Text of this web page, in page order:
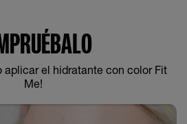
aplicar el hidratante con color Fit
Me!